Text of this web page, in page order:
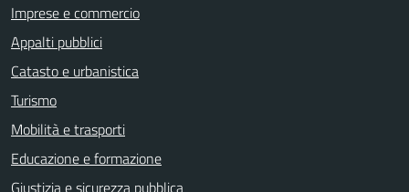
Imprese e commercio
Appalti pubblici
Catasto e urbanistica
Turismo
Mobilità e trasporti
Educazione e formazione
Giustizia e sicurezza pubblica